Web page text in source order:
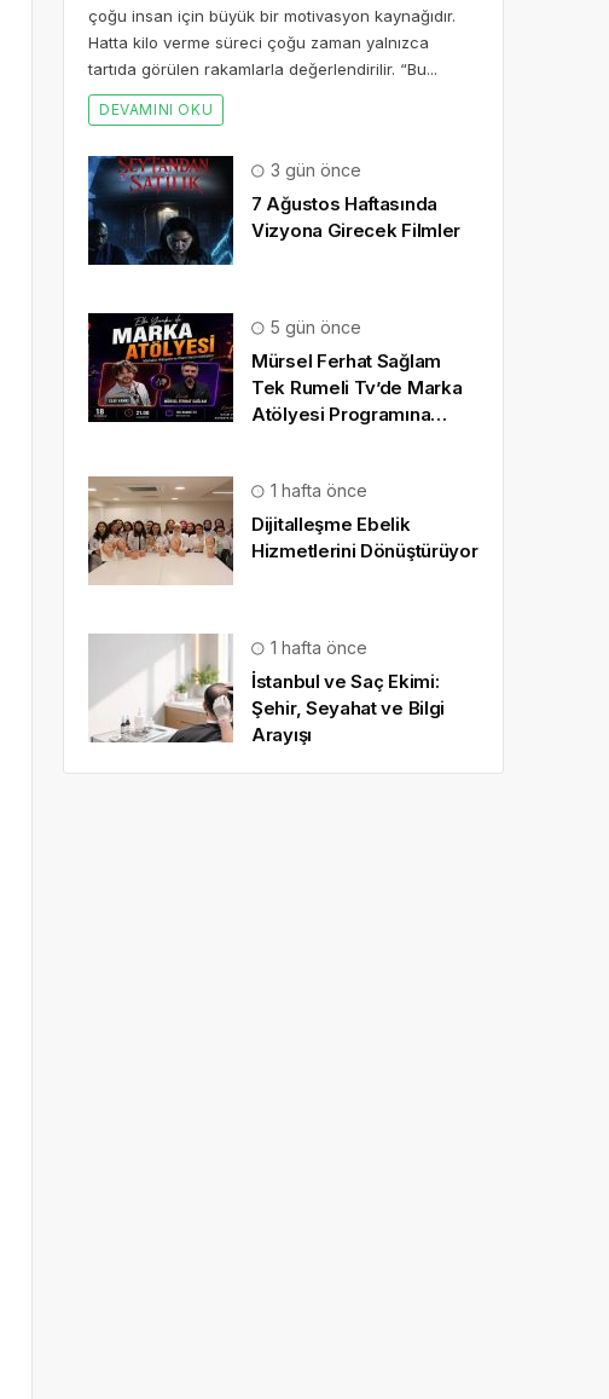
çoğu insan için büyük bir motivasyon kaynağıdır.
Hatta kilo verme süreci çoğu zaman yalnızca
tartıda görülen rakamlarla değerlendirilir. “Bu...
DEVAMINI OKU
3 gün önce
7 Ağustos Haftasında
Vizyona Girecek Filmler
5 gün önce
Mürsel Ferhat Sağlam
Tek Rumeli Tv’de Marka
Atölyesi Programına
1 hafta önce
Dijitalleşme Ebelik
Hizmetlerini Dönüştürüyor
1 hafta önce
İstanbul ve Saç Ekimi:
Şehir, Seyahat ve Bilgi
Arayışı